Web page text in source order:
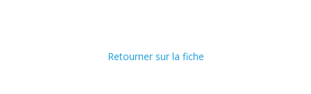
Retourner sur la fiche